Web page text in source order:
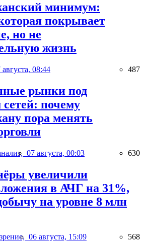
минимум:
покрывает
но не
жизнь
августа, 08:44 487
рынки под
почему
пора менять
07 августа, 00:03 630
увеличили
в АЧГ на 31%,
на уровне 8 млн
06 августа, 15:09 568